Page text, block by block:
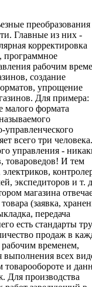
преобразования
Главные из них -
корректировка
программное
рабочим
создание
упрощение
Для примера:
малого формата
управленческого
всего три человека.
управления -
товароведов! И тем
экспедиторов и т.
магазина
(заявка,
передача
есть стандарты
продаж в
рабочим временем,
выполнения всех
товарообороте и
Для производства